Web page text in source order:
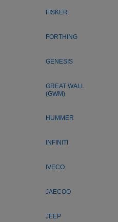
FISKER
FORTHING
GENESIS
GREAT WALL
(GWM)
HUMMER
INFINITI
IVECO
JAECOO
JEEP